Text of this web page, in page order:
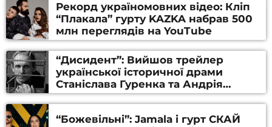
Рекорд україномовних відео: Кліп
“Плакала” гурту KAZKA набрав 500
млн переглядів на YouTube
“Дисидент”: Вийшов трейлер
української історичної драми
Станіслава Гуренка та Андрія
Алфьорова (ВІДЕО)
“Божевільні”: Jamala і гурт СКАЙ